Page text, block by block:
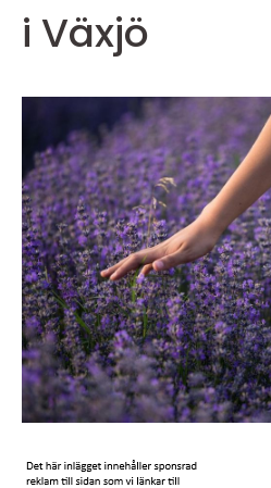
i Växjö